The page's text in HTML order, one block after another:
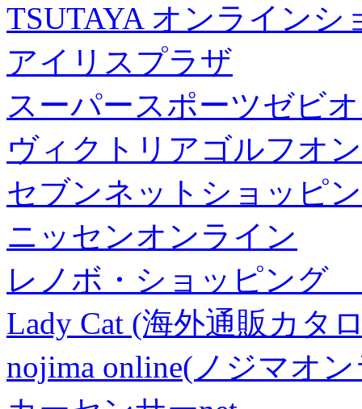
TSUTAYA オンラインシ
アイリスプラザ
スーパースポーツゼビ
ヴィクトリアゴルフオ
セブンネットショッピ
ニッセンオンライン
レノボ・ショッピング
Lady Cat (海外通販カタ
nojima online(ノジマオ